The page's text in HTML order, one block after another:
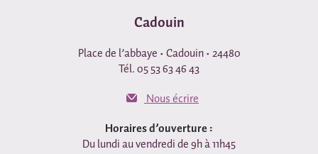
Cadouin
Place de l’abbaye • Cadouin • 24480
Tél. 05 53 63 46 43
Nous écrire
Horaires d’ouverture :
Du lundi au vendredi de 9h à 11h45